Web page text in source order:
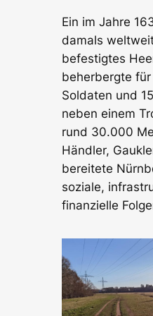
Ein im Jahre
damals
befestigtes
beherbergte
Soldaten und
neben einem
rund 30.000
Händler,
bereitete
soziale,
finanzielle